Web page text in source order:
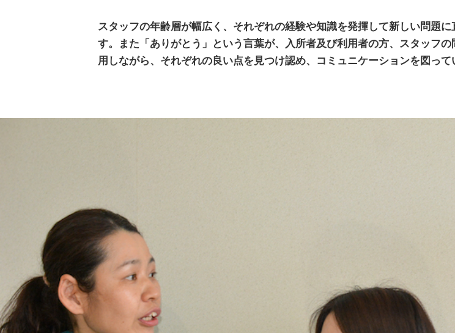
スタッフの年齢層が幅広く、それぞれの経験や知識を発揮して新しい問題
す。また「ありがとう」という言葉が、入所者及び利用者の方、スタッフ
用しながら、それぞれの良い点を見つけ認め、コミュニケーションを図って